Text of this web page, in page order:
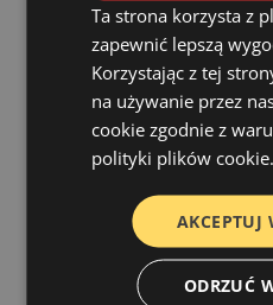
Ta strona korzysta z
zapewnić lepszą
Korzystając z tej
na używanie przez
cookie zgodnie z
polityki plików cookie.
AKCEPTUJ
ODRZUĆ